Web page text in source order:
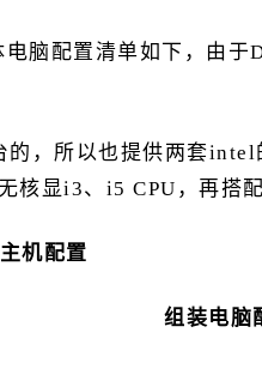
脑配置清单如下，由
，所以也提供两套
核显i3、i5 CPU，再搭
机配置
组装电脑